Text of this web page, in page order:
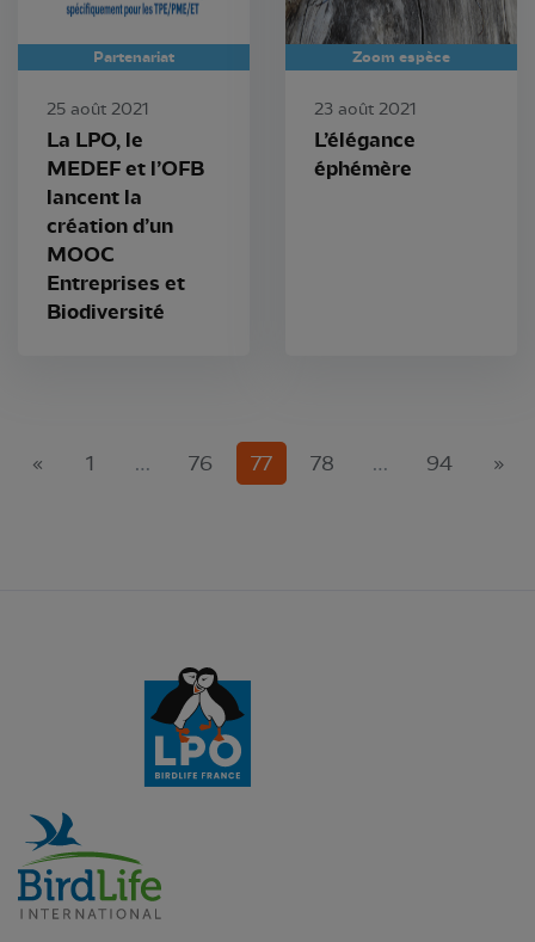
Partenariat
25 août 2021
La LPO, le
MEDEF et l’OFB
lancent la
création d’un
MOOC
Entreprises et
Biodiversité
Zoom espèce
23 août 2021
L’élégance
éphémère
« 1 … 76 77(current)
78 … 94 »